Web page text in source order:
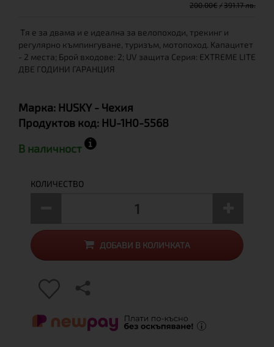
200.00€ 391.17 лв.
Tя e за двама и е идеална за велопоходи, трекинг и
регулярно къмпингуване, туризъм, мотопоход. Kапацитет
- 2 места; Брой входове: 2; UV защита Серия: EXTREME LITE
ДВЕ ГОДИНИ ГАРАНЦИЯ
Марка: HUSKY - Чехия
Продуктов код: HU-1H0-5568
В наличност
КОЛИЧЕСТВО
ДОБАВИ В КОЛИЧКАТА